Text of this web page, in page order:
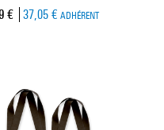
​​actuel
€ 37,05 € ADHÉRENT